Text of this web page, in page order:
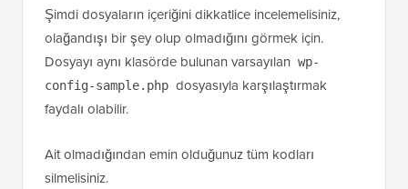
Şimdi dosyaların içeriğini dikkatlice incelemelisiniz,
olağandışı bir şey olup olmadığını görmek için.
Dosyayı aynı klasörde bulunan varsayılan wp-
config-sample.php dosyasıyla karşılaştırmak
faydalı olabilir.
Ait olmadığından emin olduğunuz tüm kodları
silmelisiniz.